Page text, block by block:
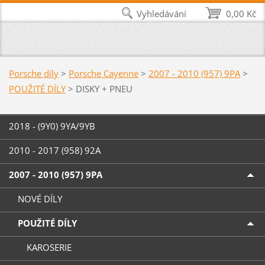
Porsche díly > Porsche Cayenne > 2007 - 2010 (957) 9PA >
POUŽITÉ DÍLY > DISKY + PNEU
2018 - (9Y0) 9YA/9YB
2010 - 2017 (958) 92A
2007 - 2010 (957) 9PA
NOVÉ DÍLY
POUŽITÉ DÍLY
KAROSERIE
0,00 Kč
Vyhledávání